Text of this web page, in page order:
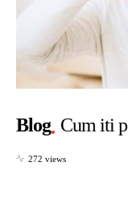
Blog Cum iti
272 views